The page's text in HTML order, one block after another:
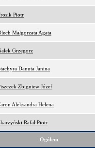
Piotr
Małgorzata Agata
Grzegorz
Danuta Janina
Zbigniew Józef
Aleksandra Helena
Rafał Piotr
Ogółem